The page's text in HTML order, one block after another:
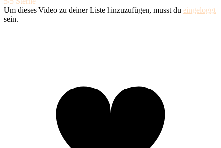
Um dieses Video zu deiner Liste hinzuzufügen, musst du eingeloggt
sein.